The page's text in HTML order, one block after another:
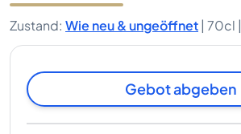
Zustand: Wie neu & ungeöffnet | 70cl |
Gebot abgeben